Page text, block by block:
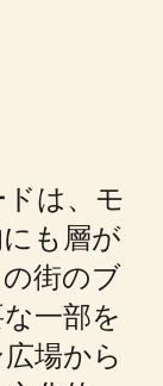
は、モ
も層が
街のブ
一部を
場から